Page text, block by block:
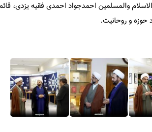
والمسلمین احمدجواد احمدی فقیه یزدی، قائم
و روحانیت.